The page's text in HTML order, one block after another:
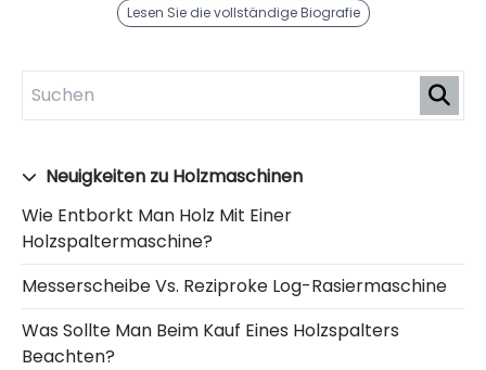
Lesen Sie die vollständige Biografie
Neuigkeiten zu Holzmaschinen
Wie Entborkt Man Holz Mit Einer
Holzspaltermaschine?
Messerscheibe Vs. Reziproke Log-Rasiermaschine
Was Sollte Man Beim Kauf Eines Holzspalters
Beachten?